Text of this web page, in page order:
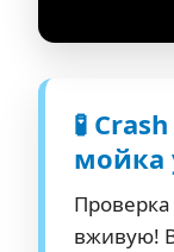
🧪
мойка
вживую!